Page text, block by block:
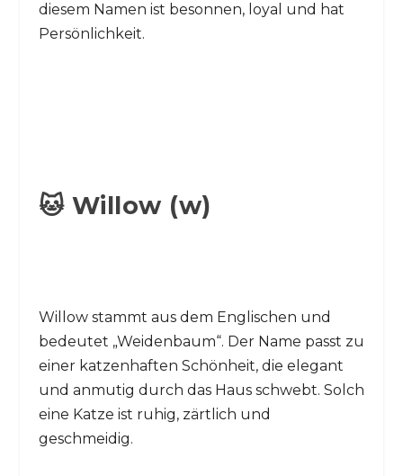
diesem Namen ist besonnen, loyal und hat
Persönlichkeit.
🐱 Willow (w)
Willow stammt aus dem Englischen und
bedeutet „Weidenbaum“. Der Name passt zu
einer katzenhaften Schönheit, die elegant
und anmutig durch das Haus schwebt. Solch
eine Katze ist ruhig, zärtlich und
geschmeidig.